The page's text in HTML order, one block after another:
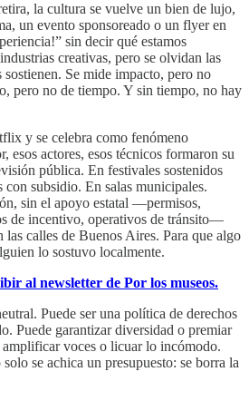
la cultura se vuelve un bien de lujo,
un evento sponsoreado o un flyer en
sin decir qué estamos
creativas, pero se olvidan las
Se mide impacto, pero no
pero no de tiempo. Y sin tiempo, no hay
y se celebra como fenómeno
esos actores, esos técnicos formaron su
pública. En festivales sostenidos
subsidio. En salas municipales.
sin el apoyo estatal —permisos,
de incentivo, operativos de tránsito—
calles de Buenos Aires. Para que algo
lo sostuvo localmente.
al newsletter de Por los museos.
Puede ser una política de derechos
Puede garantizar diversidad o premiar
voces o licuar lo incómodo.
se achica un presupuesto: se borra la